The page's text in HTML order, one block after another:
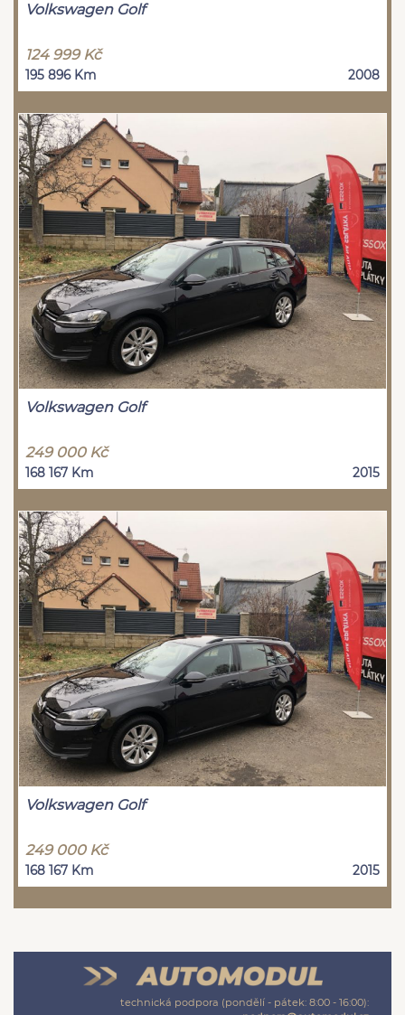
Volkswagen Golf
124 999 Kč
195 896 Km 2008
Volkswagen Golf
249 000 Kč
168 167 Km 2015
Volkswagen Golf
249 000 Kč
168 167 Km 2015
technická podpora (pondělí - pátek: 8:00 - 16:00):